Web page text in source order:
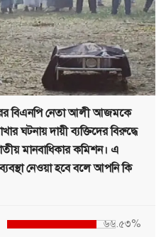
বিএনপি নেতা আলী আজমকে
ঘটনায় দায়ী ব্যক্তিদের বিরুদ্ধে
মানবাধিকার কমিশন। এ
নেওয়া হবে বলে আপনি কি
৬৬.৫৩%